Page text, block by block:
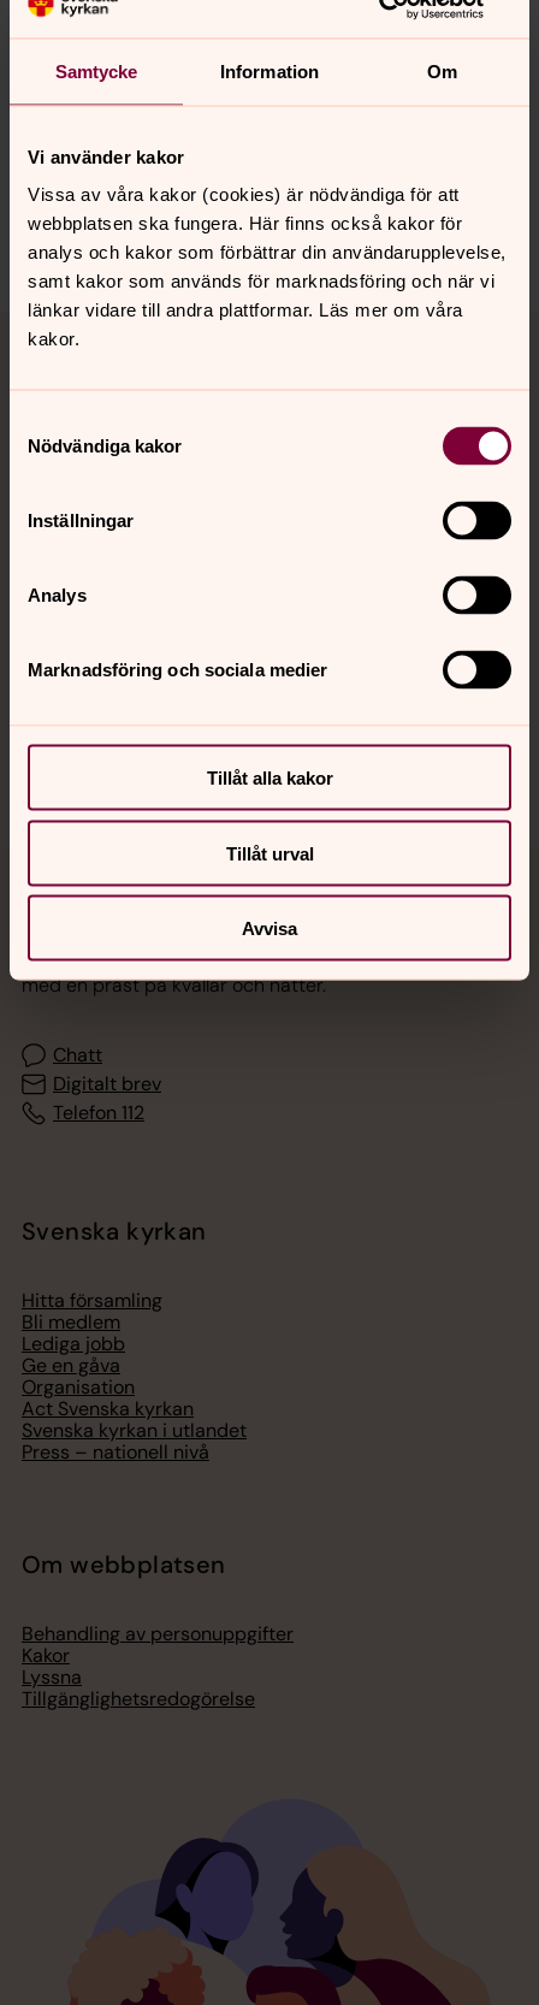
Samtycke Information Om
Vi använder kakor
Vissa av våra kakor (cookies) är nödvändiga för att
webbplatsen ska fungera. Här finns också kakor för
analys och kakor som förbättrar din användarupplevelse,
samt kakor som används för marknadsföring och när vi
länkar vidare till andra plattformar. Läs mer om våra
kakor.
Nödvändiga kakor
Inställningar
Analys
Marknadsföring och sociala medier
Tillåt alla kakor
Tillåt urval
Avvisa
Välkomna!
innehåll?
karlshamn.forsamling@svenskakyrkan.se
Dela
Tillbaka till toppen
Tillbaka till innehållet
Kontakt
Kalender
Jourhavande präst
Akut samtals- och krisstöd. Prata eller chatta anonymt
med en präst på kvällar och nätter.
Chatt
Digitalt brev
Telefon 112
Svenska kyrkan
Hitta församling
Bli medlem
Lediga jobb
Ge en gåva
Organisation
Act Svenska kyrkan
Svenska kyrkan i utlandet
Press – nationell nivå
Om webbplatsen
Behandling av personuppgifter
Kakor
Lyssna
Tillgänglighetsredogörelse